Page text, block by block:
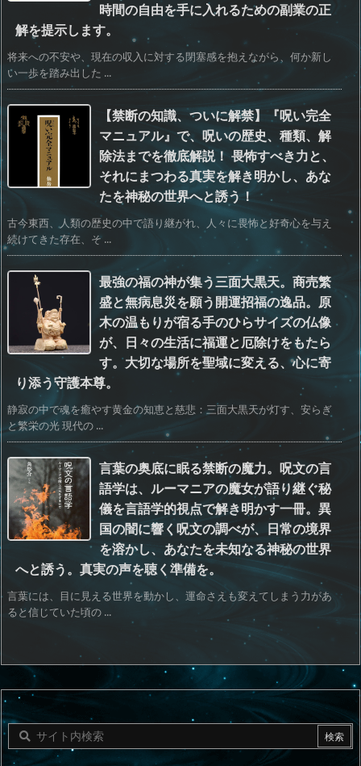
時間の自由を手に入れるための副業の正
解を提示します。
将来への不安や、現在の収入に対する閉塞感を抱えながら、何か新し
い一歩を踏み出した ...
【禁断の知識、ついに解禁】『呪い完全
マニュアル』で、呪いの歴史、種類、解
除法までを徹底解説！ 畏怖すべき力と、
それにまつわる真実を解き明かし、あな
たを神秘の世界へと誘う！
古今東西、人類の歴史の中で語り継がれ、人々に畏怖と好奇心を与え
続けてきた存在、そ ...
最強の福の神が集う三面大黒天。商売繁
盛と無病息災を願う開運招福の逸品。原
木の温もりが宿る手のひらサイズの仏像
が、日々の生活に福運と厄除けをもたら
す。大切な場所を聖域に変える、心に寄
り添う守護本尊。
静寂の中で魂を癒やす黄金の知恵と慈悲：三面大黒天が灯す、安らぎ
と繁栄の光 現代の ...
言葉の奥底に眠る禁断の魔力。呪文の言
語学は、ルーマニアの魔女が語り継ぐ秘
儀を言語学的視点で解き明かす一冊。異
国の闇に響く呪文の調べが、日常の境界
を溶かし、あなたを未知なる神秘の世界
へと誘う。真実の声を聴く準備を。
言葉には、目に見える世界を動かし、運命さえも変えてしまう力があ
ると信じていた頃の ...